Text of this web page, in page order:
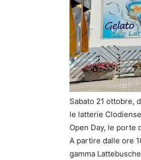
Sabato 21 ottobre,
le latterie
Open Day, le porte
A partire dalle ore
gamma